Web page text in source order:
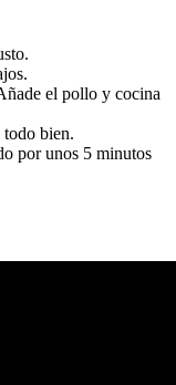
el pollo y cocina
todo bien.
por unos 5 minutos